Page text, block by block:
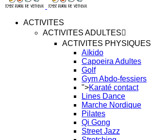
ACTIVITES
ACTIVITES ADULTES
ACTIVITES PHYSIQUES
Aïkido
Capoeira Adultes
Golf
Gym Abdo-fessiers
">Karaté contact
Lines Dance
Marche Nordique
Pilates
Qi Gong
Street Jazz